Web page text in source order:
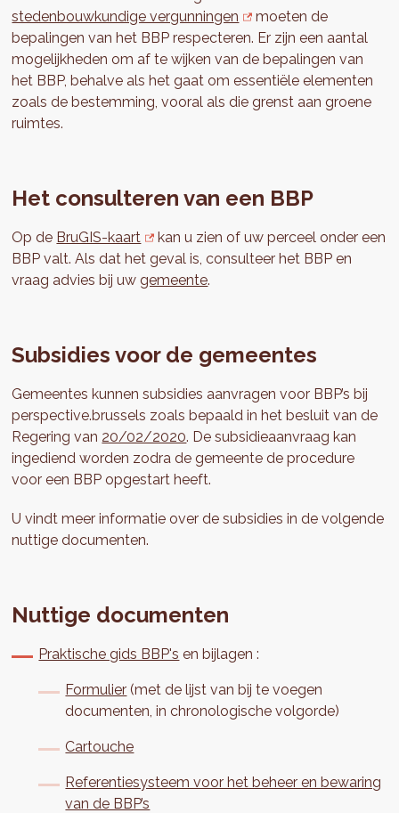
stedenbouwkundige vergunningen
moeten de
bepalingen van het BBP respecteren. Er zijn een aantal
mogelijkheden om af te wijken van de bepalingen van
het BBP, behalve als het gaat om essentiële elementen
zoals de bestemming, vooral als die grenst aan groene
ruimtes.
Het consulteren van een BBP
Op de BruGIS-kaart
kan u zien of uw perceel onder een
BBP valt. Als dat het geval is, consulteer het BBP en
vraag advies bij uwgemeente.
Subsidies voor de gemeentes
Gemeentes kunnen subsidies aanvragen voor BBP’s bij
perspective.brussels zoals bepaald in het besluit van de
Regering van 20/02/2020. De subsidieaanvraag kan
ingediend worden zodra de gemeente de procedure
voor een BBP opgestart heeft.
U vindt meer informatie over de subsidies in de volgende
nuttige documenten.
Nuttige documenten
Praktische gids BBP's en bijlagen :
Formulier (met de lijst van bij te voegen
documenten, in chronologische volgorde)
Cartouche
Referentiesysteem voor het beheer en bewaring
van de BBP’s